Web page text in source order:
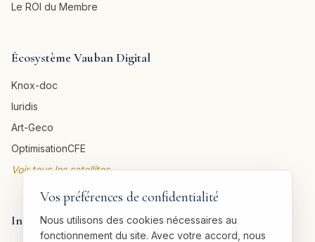
Le ROI du Membre
Écosystème Vauban Digital
Knox-doc
Iuridis
Art-Geco
OptimisationCFE
Voir tous les satellites →
Informations légales
Vos préférences de confidentialité
Nous utilisons des cookies nécessaires au
fonctionnement du site. Avec votre accord, nous